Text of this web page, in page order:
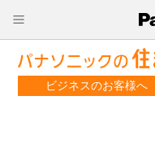
ビジネスのお客様へ